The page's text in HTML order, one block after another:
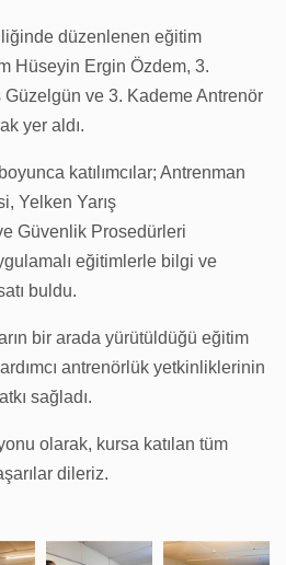
düzenlenen eğitim
Hüseyin Ergin Özdem, 3.
ve 3. Kademe Antrenör
yer aldı.
katılımcılar; Antrenman
Yelken Yarış
Güvenlik Prosedürleri
eğitimlerle bilgi ve
buldu.
bir arada yürütüldüğü eğitim
antrenörlük yetkinliklerinin
sağladı.
olarak, kursa katılan tüm
dileriz.